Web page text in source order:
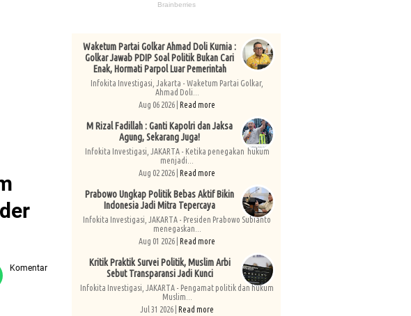
Komentar
Waketum Partai Golkar Ahmad Doli Kurnia :
Golkar Jawab PDIP Soal Politik Bukan Cari
Enak, Hormati Parpol Luar Pemerintah
Infokita Investigasi, Jakarta - Waketum Partai Golkar,
Ahmad Doli...
Aug 06 2026 | Read more
M Rizal Fadillah : Ganti Kapolri dan Jaksa
Agung, Sekarang Juga!
Infokita Investigasi, JAKARTA - Ketika penegakan hukum
menjadi...
Aug 02 2026 | Read more
Prabowo Ungkap Politik Bebas Aktif Bikin
Indonesia Jadi Mitra Tepercaya
Infokita Investigasi, JAKARTA - Presiden Prabowo Subianto
menegaskan...
Aug 01 2026 | Read more
Kritik Praktik Survei Politik, Muslim Arbi
Sebut Transparansi Jadi Kunci
Infokita Investigasi, JAKARTA - Pengamat politik dan hukum
Muslim...
Jul 31 2026 | Read more